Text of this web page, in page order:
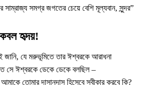
সাম্রাজ্য সমগ্র জগতের চেয়ে বেশি মূল্যবান, সুন্দর”
হৃদয়!
জানি, যে মরুভূমিতে তার ঈশ্বরকে আরাধনা
সে ঈশ্বরকে ডেকে ডেকে বলছিল –
তোমার দাসানুদাস হিসেবে স্বীকার করবে কি?